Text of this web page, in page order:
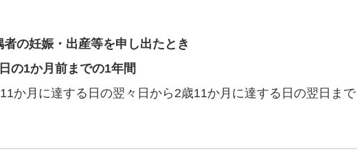
の妊娠・出産等を申し出たとき
の1か月前までの1年間
か月に達する日の翌々日から2歳11か月に達する日の翌日まで